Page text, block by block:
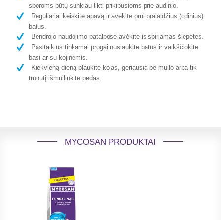
sporoms būtų sunkiau likti prikibusioms prie audinio.
Reguliariai keiskite apavą ir avėkite orui pralaidžius (odinius)
batus.
Bendrojo naudojimo patalpose avėkite įsispiriamas šlepetes.
Pasitaikius tinkamai progai nusiaukite batus ir vaikščiokite
basi ar su kojinėmis.
Kiekvieną dieną plaukite kojas, geriausia be muilo arba tik
truputį išmuilinkite pėdas.
MYCOSAN PRODUKTAI